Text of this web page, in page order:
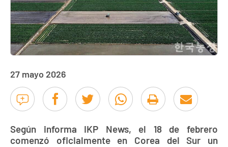
27 mayo 2026
Según informa IKP News, el 18 de febrero
comenzó oficialmente en Corea del Sur un